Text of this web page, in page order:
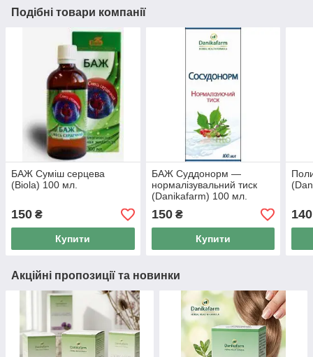
Подібні товари компанії
БАЖ Суміш серцева
(Biola) 100 мл.
150 ₴
Купити
БАЖ Суддонорм —
нормалізувальний тиск
(Danikafarm) 100 мл.
150₴
Купити
140
Акційні пропозиції та новинки